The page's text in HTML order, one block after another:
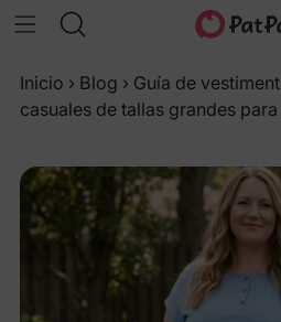
Inicio › Blog › Guía de
casuales de tallas grandes